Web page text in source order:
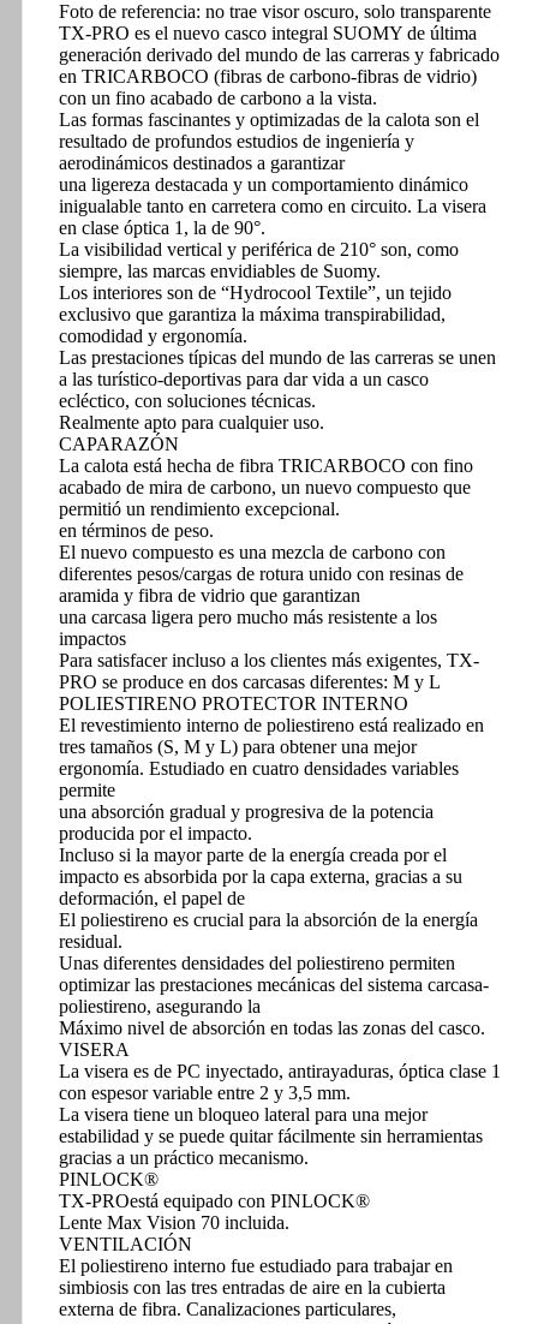
Foto de referencia: no trae visor oscuro, solo transparente
TX-PRO es el nuevo casco integral SUOMY de última
generación derivado del mundo de las carreras y fabricado
en TRICARBOCO (fibras de carbono-fibras de vidrio)
con un fino acabado de carbono a la vista.
Las formas fascinantes y optimizadas de la calota son el
resultado de profundos estudios de ingeniería y
aerodinámicos destinados a garantizar
una ligereza destacada y un comportamiento dinámico
inigualable tanto en carretera como en circuito. La visera
en clase óptica 1, la de 90°.
La visibilidad vertical y periférica de 210° son, como
siempre, las marcas envidiables de Suomy.
Los interiores son de “Hydrocool Textile”, un tejido
exclusivo que garantiza la máxima transpirabilidad,
comodidad y ergonomía.
Las prestaciones típicas del mundo de las carreras se unen
a las turístico-deportivas para dar vida a un casco
ecléctico, con soluciones técnicas.
Realmente apto para cualquier uso.
CAPARAZÓN
La calota está hecha de fibra TRICARBOCO con fino
acabado de mira de carbono, un nuevo compuesto que
permitió un rendimiento excepcional.
en términos de peso.
El nuevo compuesto es una mezcla de carbono con
diferentes pesos/cargas de rotura unido con resinas de
aramida y fibra de vidrio que garantizan
una carcasa ligera pero mucho más resistente a los
impactos
Para satisfacer incluso a los clientes más exigentes, TX-
PRO se produce en dos carcasas diferentes: M y L
POLIESTIRENO PROTECTOR INTERNO
El revestimiento interno de poliestireno está realizado en
tres tamaños (S, M y L) para obtener una mejor
ergonomía. Estudiado en cuatro densidades variables
permite
una absorción gradual y progresiva de la potencia
producida por el impacto.
Incluso si la mayor parte de la energía creada por el
impacto es absorbida por la capa externa, gracias a su
deformación, el papel de
El poliestireno es crucial para la absorción de la energía
residual.
Unas diferentes densidades del poliestireno permiten
optimizar las prestaciones mecánicas del sistema carcasa-
poliestireno, asegurando la
Máximo nivel de absorción en todas las zonas del casco.
VISERA
La visera es de PC inyectado, antirayaduras, óptica clase 1
con espesor variable entre 2 y 3,5 mm.
La visera tiene un bloqueo lateral para una mejor
estabilidad y se puede quitar fácilmente sin herramientas
gracias a un práctico mecanismo.
PINLOCK®
TX-PROestá equipado con PINLOCK®
Lente Max Vision 70 incluida.
VENTILACIÓN
El poliestireno interno fue estudiado para trabajar en
simbiosis con las tres entradas de aire en la cubierta
externa de fibra. Canalizaciones particulares,